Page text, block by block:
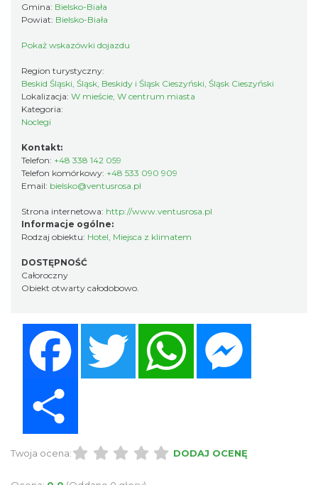
Gmina: Bielsko-Biała
Powiat: Bielsko-Biała
Pokaż wskazówki dojazdu
Region turystyczny:
Beskid Śląski, Śląsk, Beskidy i Śląsk Cieszyński, Śląsk Cieszyński
Lokalizacja: W mieście, W centrum miasta
Kategoria:
Noclegi
Kontakt:
Telefon: +48 338 142 059
Telefon komórkowy: +48 533 090 909
Email: bielsko@ventusrosa.pl
Strona internetowa: http://www.ventusrosa.pl
Informacje ogólne:
Rodzaj obiektu: Hotel Miejsca z klimatem
DOSTĘPNOŚĆ
Całoroczny
Obiekt otwarty całodobowo.
Twitter
Twoja ocena: DODAJ OCENĘ